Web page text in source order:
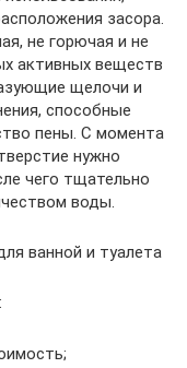
засора.
не горючая и не
активных веществ
щелочи и
способные
пены. С момента
нужно
чего тщательно
воды.
ванной и туалета